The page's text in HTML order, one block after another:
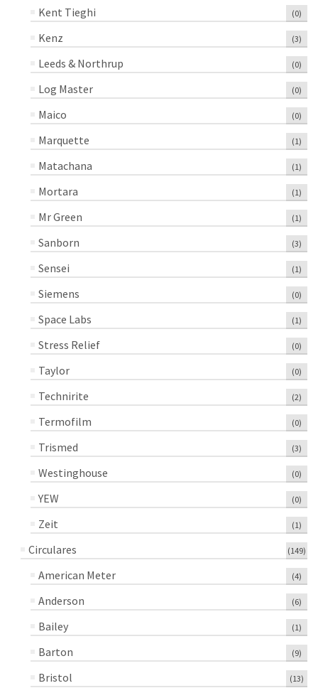
Kent Tieghi (0)
Kenz (3)
Leeds & Northrup (0)
Log Master (0)
Maico (0)
Marquette (1)
Matachana (1)
Mortara (1)
Mr Green (1)
Sanborn (3)
Sensei (1)
Siemens (0)
Space Labs (1)
Stress Relief (0)
Taylor (0)
Technirite (2)
Termofilm (0)
Trismed (3)
Westinghouse (0)
YEW (0)
Zeit (1)
Circulares (149)
American Meter (4)
Anderson (6)
Bailey (1)
Barton (9)
Bristol (13)